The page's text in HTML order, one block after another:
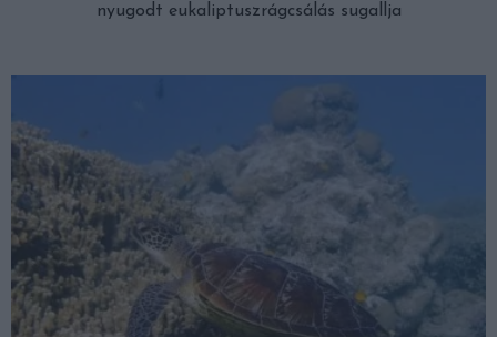
nyugodt eukaliptuszrágcsálás sugallja